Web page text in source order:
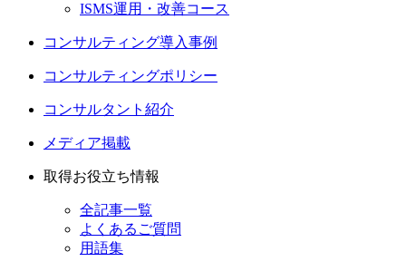
ISMS運用・改善コース
コンサルティング導入事例
コンサルティングポリシー
コンサルタント紹介
メディア掲載
取得お役立ち情報
全記事一覧
よくあるご質問
用語集